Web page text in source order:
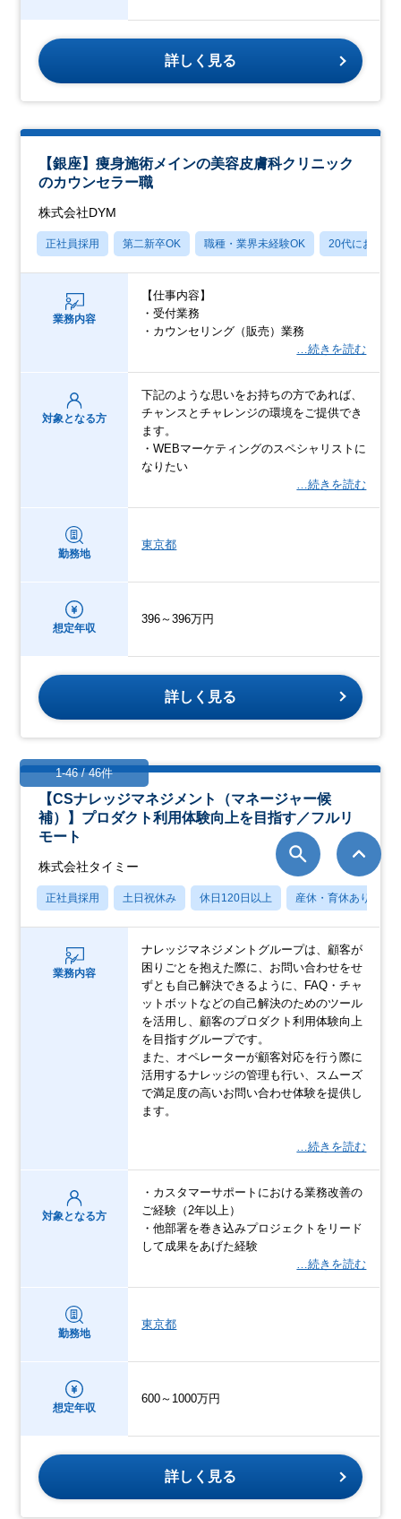
詳しく見る
【銀座】痩身施術メインの美容皮膚科クリニック
のカウンセラー職
株式会社DYM
正社員採用 第二新卒OK 職種・業界未経験OK 20代におすす
業務内容
【仕事内容】
・受付業務
・カウンセリング（販売）業務
…続きを読む
対象となる方
下記のような思いをお持ちの方であれば、
チャンスとチャレンジの環境をご提供でき
ます。
・WEBマーケティングのスペシャリストに
なりたい
…続きを読む
勤務地
東京都
想定年収
396～396万円
詳しく見る
【CSナレッジマネジメント（マネージャー候
補）】プロダクト利用体験向上を目指す／フルリ
モート
株式会社タイミー
正社員採用 土日祝休み 休日120日以上 産休・育休あり
業務内容
ナレッジマネジメントグループは、顧客が
困りごとを抱えた際に、お問い合わせをせ
ずとも自己解決できるように、FAQ・チャ
ットボットなどの自己解決のためのツール
を活用し、顧客のプロダクト利用体験向上
を目指すグループです。
また、オペレーターが顧客対応を行う際に
活用するナレッジの管理も行い、スムーズ
で満足度の高いお問い合わせ体験を提供し
ます。
…続きを読む
対象となる方
・カスタマーサポートにおける業務改善の
ご経験（2年以上）
・他部署を巻き込みプロジェクトをリード
して成果をあげた経験
…続きを読む
勤務地
東京都
想定年収
600～1000万円
詳しく見る
1-46 / 46件